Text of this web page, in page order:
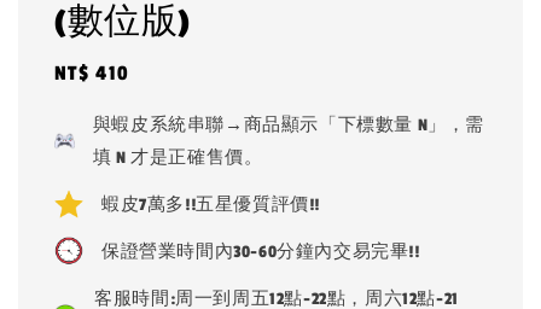
(數位版)
Regular
NT$ 410
與蝦皮系統串聯→商品顯示「下標數量 N」，需
填 N 才是正確售價。
蝦皮7萬多!!五星優質評價!!
保證營業時間內30-60分鐘內交易完畢!!
客服時間:周一到周五12點-22點，周六12點-21